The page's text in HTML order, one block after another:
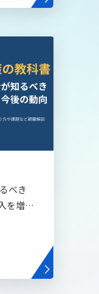
べき
を増や